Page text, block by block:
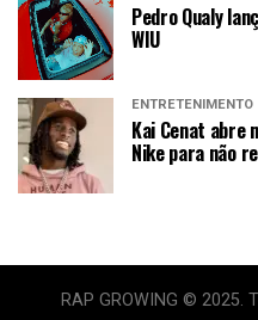
Pedro Qualy
WIU
ENTRETENIMENTO
Kai Cenat abre
Nike para não
RAP GROWING © 2025.